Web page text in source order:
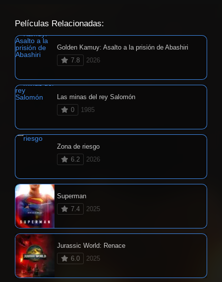
Películas Relacionadas:
Golden Kamuy: Asalto a la prisión de Abashiri
7.8
2026
Las minas del rey Salomón
0
1985
Zona de riesgo
6.2
2026
Superman
7.4
2025
Jurassic World: Renace
6.0
2025